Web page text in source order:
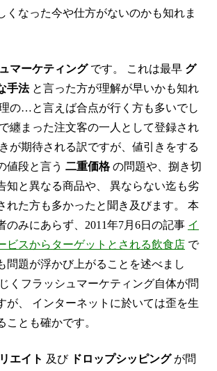
くなった今や仕方がないのかも知れま
マーケティングです。 これは最早 グ
手法と言った方が理解が早いかも知れ
の…と言えば合点が行く方も多いでし
纏まった注文客の一人として登録され
が期待される訳ですが、値引きをする
値段と言う 二重価格の問題や、捌き切
知と異なる商品や、 異ならない迄も劣
れた方も多かったと聞き及びます。 本
のみにあらず、2011年7月6日の記事 イ
ビスからターゲットとされる飲食店で
問題が浮かび上がることを述べまし
くフラッシュマーケティング自体が問
が、 インターネットに於いては歪を生
ことも確かです。
エイト 及び ドロップシッピングが問